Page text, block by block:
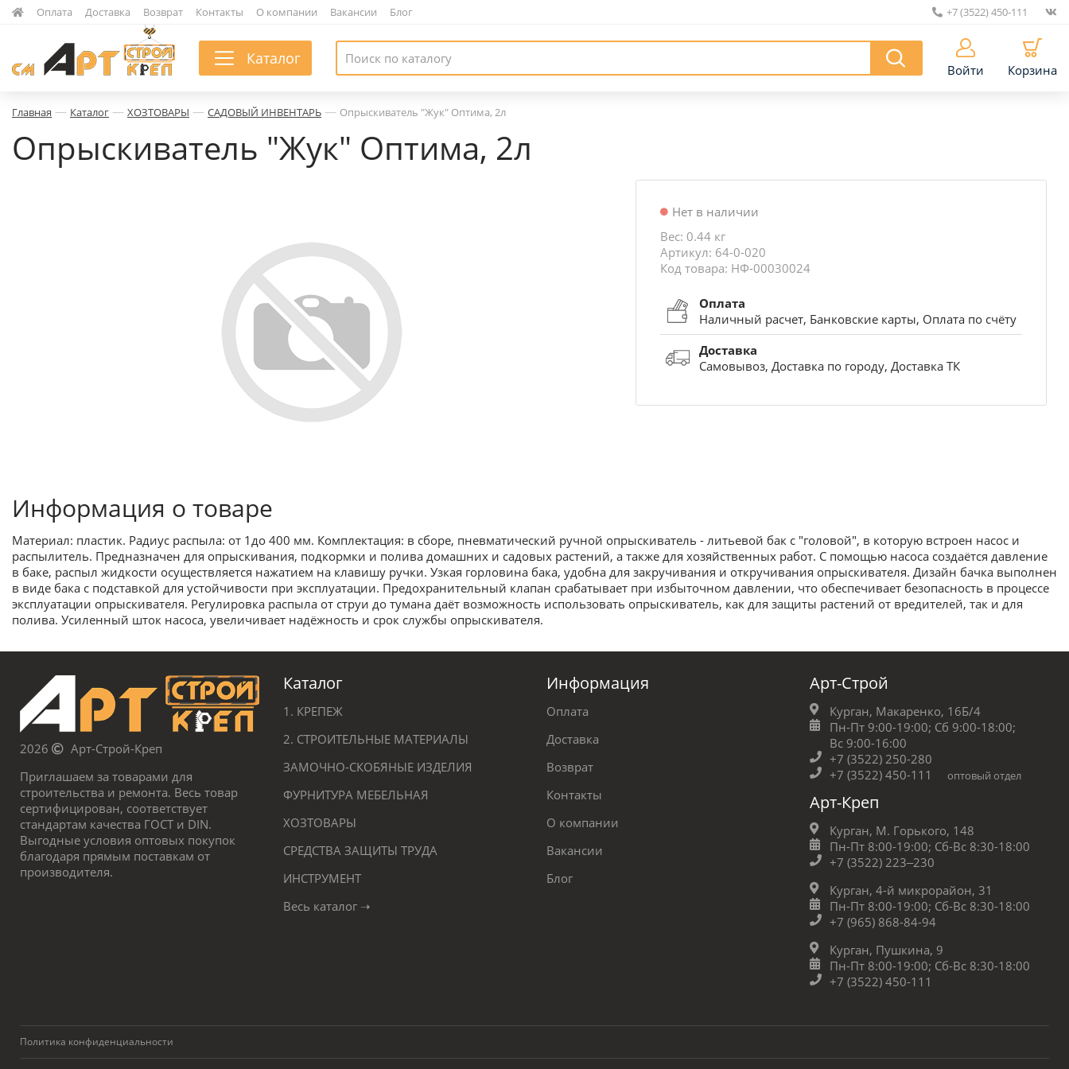
Оплата Доставка Возврат Контакты О компании Вакансии Блог +7 (3522) 450-111
Каталог
Войти Корзина
Главная — Каталог — ХОЗТОВАРЫ — САДОВЫЙ ИНВЕНТАРЬ — Опрыскиватель "Жук" Оптима, 2л
Опрыскиватель "Жук" Оптима, 2л
Нет в наличии
Вес: 0.44 кг
Артикул: 64-0-020
Код товара: НФ-00030024
Оплата
Наличный расчет, Банковские карты, Оплата по счёту
Доставка
Самовывоз, Доставка по городу, Доставка ТК
Информация о товаре
Материал: пластик. Радиус распыла: от 1до 400 мм. Комплектация: в сборе, пневматический ручной опрыскиватель - литьевой бак с "головой", в которую встроен насос и
распылитель. Предназначен для опрыскивания, подкормки и полива домашних и садовых растений, а также для хозяйственных работ. С помощью насоса создаётся давление
в баке, распыл жидкости осуществляется нажатием на клавишу ручки. Узкая горловина бака, удобна для закручивания и откручивания опрыскивателя. Дизайн бачка выполнен
в виде бака с подставкой для устойчивости при эксплуатации. Предохранительный клапан срабатывает при избыточном давлении, что обеспечивает безопасность в процессе
эксплуатации опрыскивателя. Регулировка распыла от струи до тумана даёт возможность использовать опрыскиватель, как для защиты растений от вредителей, так и для
полива. Усиленный шток насоса, увеличивает надёжность и срок службы опрыскивателя.
2026
Арт-Строй-Креп
Приглашаем за товарами для
строительства и ремонта. Весь товар
сертифицирован, соответствует
стандартам качества ГОСТ и DIN.
Выгодные условия оптовых покупок
благодаря прямым поставкам от
производителя.
Каталог
1. КРЕПЕЖ
2. СТРОИТЕЛЬНЫЕ МАТЕРИАЛЫ
ЗАМОЧНО-СКОБЯНЫЕ ИЗДЕЛИЯ
ФУРНИТУРА МЕБЕЛЬНАЯ
ХОЗТОВАРЫ
СРЕДСТВА ЗАЩИТЫ ТРУДА
ИНСТРУМЕНТ
Весь каталог ➝
Информация
Оплата
Доставка
Возврат
Контакты
О компании
Вакансии
Блог
Арт-Строй
Курган, Макаренко, 16Б/4
Пн-Пт 9:00-19:00; Сб 9:00-18:00;
Вс 9:00-16:00
+7 (3522) 250-280
+7 (3522) 450-111
оптовый отдел
Арт-Креп
Курган, М. Горького, 148
Пн-Пт 8:00-19:00; Сб-Вс 8:30-18:00
+7 (3522) 223‒230
Курган, 4-й микрорайон, 31
Пн-Пт 8:00-19:00; Сб-Вс 8:30-18:00
+7 (965) 868-84-94
Курган, Пушкина, 9
Пн-Пт 8:00-19:00; Сб-Вс 8:30-18:00
+7 (3522) 450-111
Политика конфиденциальности